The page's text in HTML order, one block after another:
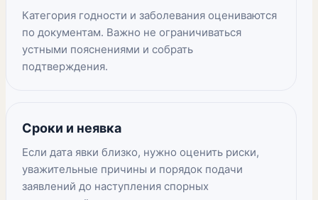
Категория годности и заболевания оцениваются
по документам. Важно не ограничиваться
устными пояснениями и собрать
подтверждения.
Сроки и неявка
Если дата явки близко, нужно оценить риски,
уважительные причины и порядок подачи
заявлений до наступления спорных